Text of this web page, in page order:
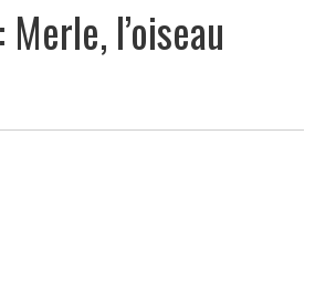
l’oiseau